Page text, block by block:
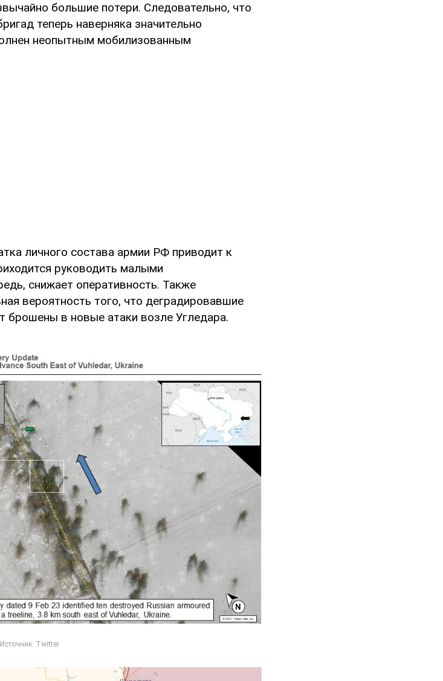
большие потери. Следовательно, что
теперь наверняка значительно
неопытным мобилизованным
личного состава армии РФ приводит к
руководить малыми
снижает оперативность. Также
вероятность того, что деградировавшие
брошены в новые атаки возле Угледара.